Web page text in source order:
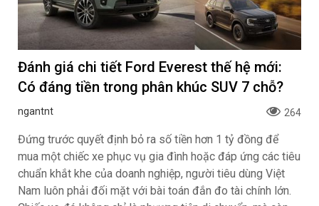
Đánh giá chi tiết Ford Everest thế hệ mới:
Có đáng tiền trong phân khúc SUV 7 chỗ?
ngantnt 264
Đứng trước quyết định bỏ ra số tiền hơn 1 tỷ đồng để
mua một chiếc xe phục vụ gia đình hoặc đáp ứng các tiêu
chuẩn khắt khe của doanh nghiệp, người tiêu dùng Việt
Nam luôn phải đối mặt với bài toán đắn đo tài chính lớn.